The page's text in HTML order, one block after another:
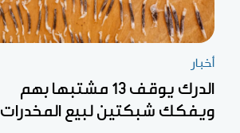
أخبار
الدرك يوقف 13 مشتبها بهم
ويفكك شبكتين لبيع المخدرات